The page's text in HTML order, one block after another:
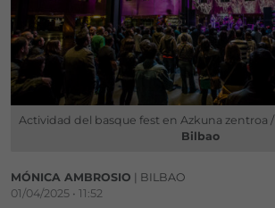
Actividad del basque fest en Azkuna zentroa /
Bilbao
MÓNICA AMBROSIO | BILBAO
01/04/2025 • 11:52